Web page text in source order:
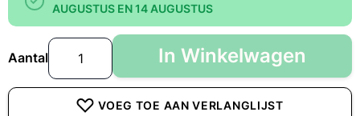
AUGUSTUS EN 14 AUGUSTUS
Aantal In Winkelwagen
VOEG TOE AAN VERLANGLIJST